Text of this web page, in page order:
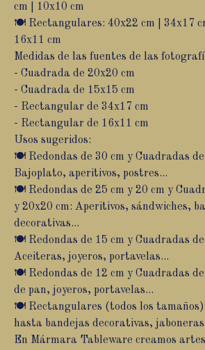
cm | 10x10 cm
🍽️ Rectangulares: 40x22 cm | 34x17
16x11 cm
Medidas de las fuentes de las
- Cuadrada de 20x20 cm
- Cuadrada de 15x15 cm
- Rectangular de 34x17 cm
- Rectangular de 16x11 cm
Usos sugeridos:
🍽️ Redondas de 30 cm y Cuadradas
Bajoplato, aperitivos, postres...
🍽️ Redondas de 25 cm y 20 cm y
y 20x20 cm: Aperitivos, sándwiches,
decorativas...
🍽️ Redondas de 15 cm y Cuadradas
Aceiteras, joyeros, portavelas...
🍽️ Redondas de 12 cm y Cuadradas
de pan, joyeros, portavelas...
🍽️ Rectangulares (todos los
hasta bandejas decorativas,
En Mármara Tableware creamos